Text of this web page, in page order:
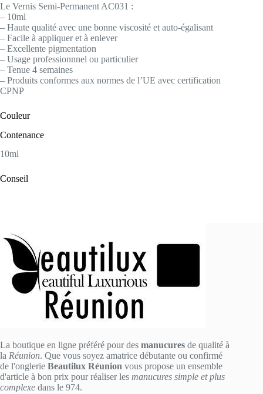
Le Vernis Semi-Permanent AC031 :
– 10ml
– Haute qualité avec une bonne viscosité et auto-égalisant
– Facile à appliquer et à enlever
– Excellente pigmentation
– Usage professionnnel ou particulier
– Tenue 4 semaines
– Produits conformes aux normes de l’UE avec certification
CPNP
Couleur
Contenance
10ml
Conseil
La boutique en ligne préféré pour des manucures de qualité à
la Réunion. Que vous soyez amatrice débutante ou confirmé
de l'onglerie Beautilux Réunion vous propose un ensemble
d'article à bon prix pour réaliser les manucures simple et plus
complexe dans le 974.